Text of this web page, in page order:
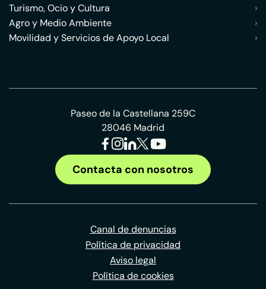
Turismo, Ocio y Cultura
›
Agro y Medio Ambiente
›
Movilidad y Servicios de Apoyo Local
›
Paseo de la Castellana 259C
28046 Madrid
Contacta con nosotros
Canal de denuncias
Política de privacidad
Aviso legal
Política de cookies